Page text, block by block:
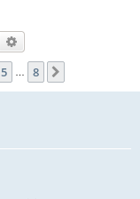
Rechercher
5 8